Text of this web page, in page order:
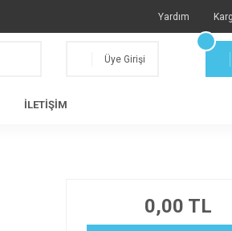
Yardım
Üye Girişi
İLETİŞİM
0,00 TL